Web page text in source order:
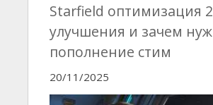
Starfield оптимизация
улучшения и зачем
пополнение стим
20/11/2025